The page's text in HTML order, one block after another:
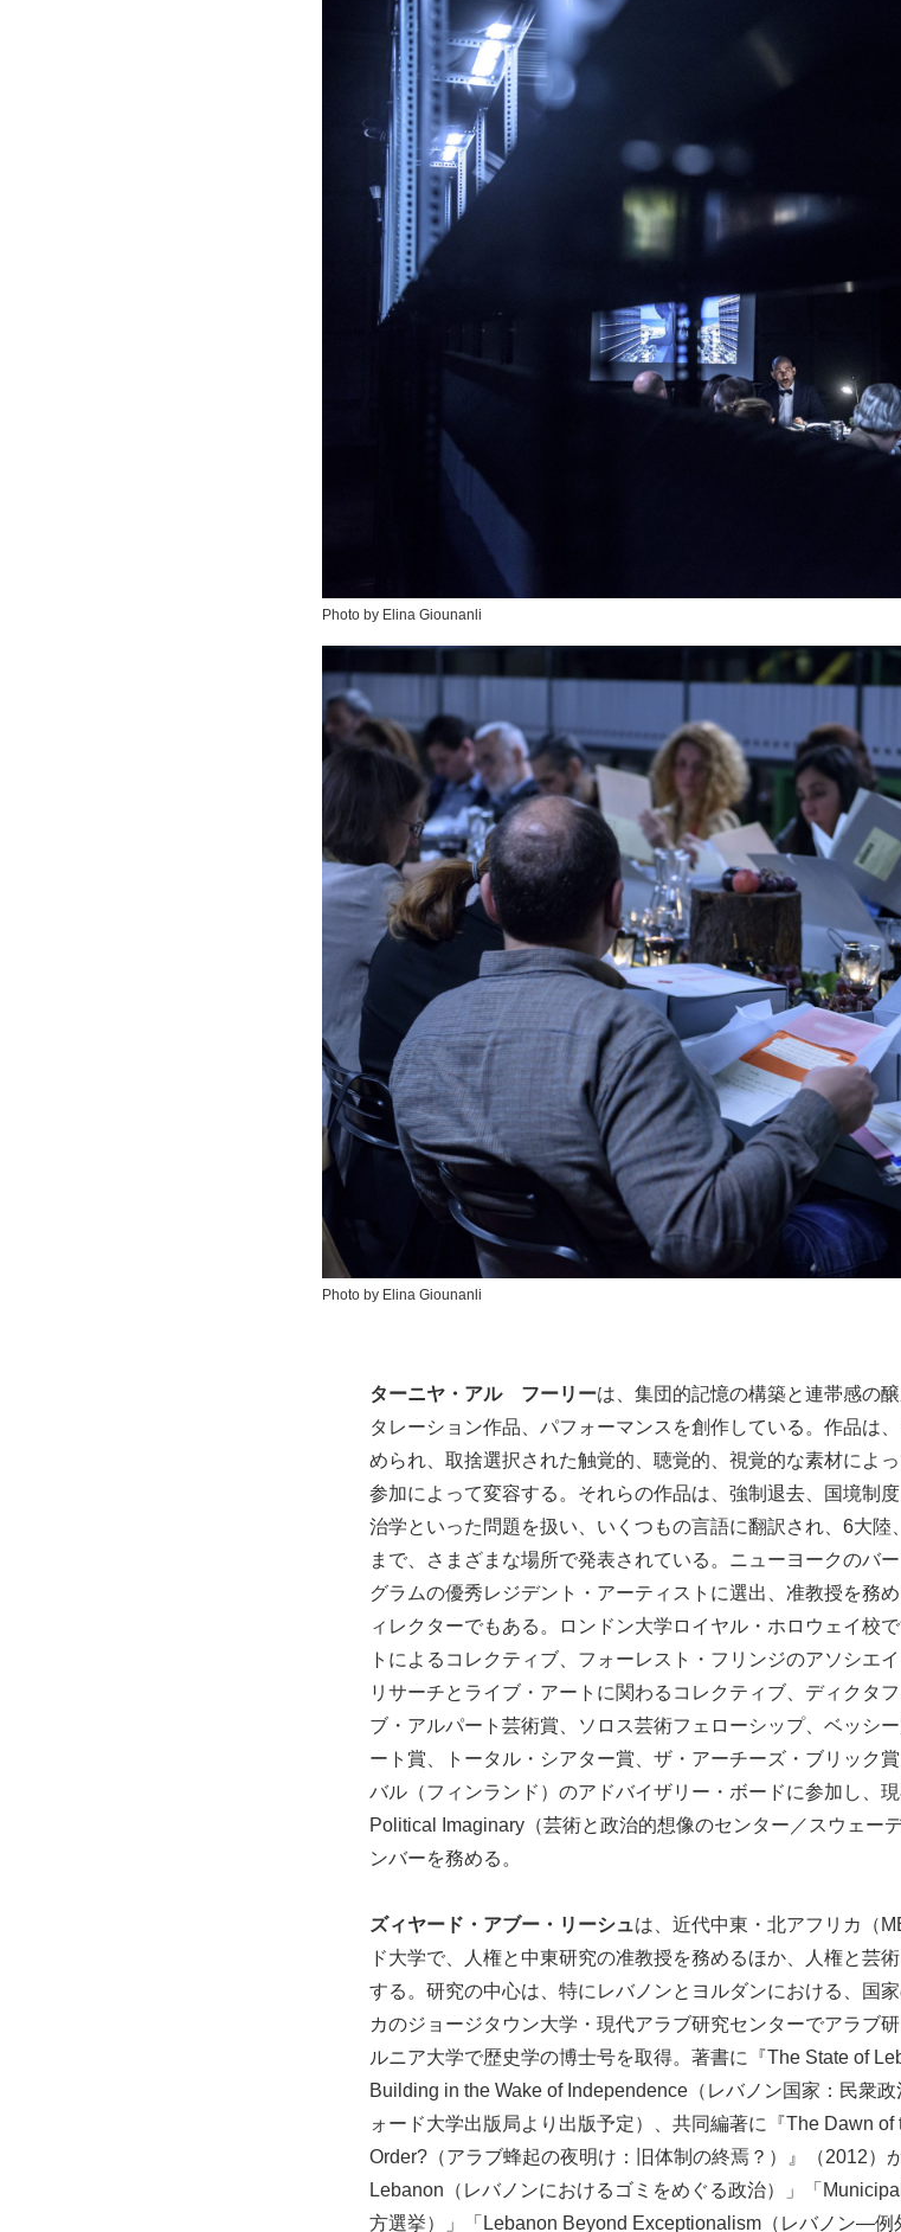
Photo by Elina Giounanli
Photo by Elina Giounanli
ターニヤ・アル゠フーリーは、集団的記憶の構築と連帯感の
タレーション作品、パフォーマンスを創作している。作品は
められ、取捨選択された触覚的、聴覚的、視覚的な素材によ
参加によって変容する。それらの作品は、強制退去、国境制
治学といった問題を扱い、いくつもの言語に翻訳され、6大
まで、さまざまな場所で発表されている。ニューヨークのバ
グラムの優秀レジデント・アーティストに選出、准教授を務
ィレクターでもある。ロンドン大学ロイヤル・ホロウェイ校
トによるコレクティブ、フォーレスト・フリンジのアソシエ
リサーチとライブ・アートに関わるコレクティブ、ディクタ
ブ・アルパート芸術賞、ソロス芸術フェローシップ、ベッシ
ート賞、トータル・シアター賞、ザ・アーチーズ・ブリック
バル（フィンランド）のアドバイザリー・ボードに参加し、
Political Imaginary（芸術と政治的想像のセンター／スウェー
ンバーを務める。
ズィヤード・アブー・リーシュは、近代中東・北アフリカ（
ド大学で、人権と中東研究の准教授を務めるほか、人権と芸
する。研究の中心は、特にレバノンとヨルダンにおける、国
カのジョージタウン大学・現代アラブ研究センターでアラブ
ルニア大学で歴史学の博士号を取得。著書に『The State of
Building in the Wake of Independence（レバノン国家：民衆
ォード大学出版局より出版予定）、共同編著に『The Dawn
Order?（アラブ蜂起の夜明け：旧体制の終焉？）』（2012）
Lebanon（レバノンにおけるゴミをめぐる政治）」「
方選挙）」「Lebanon Beyond Exceptionalism（レバノン—例